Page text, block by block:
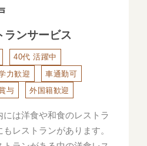
ランサービス
40代 活躍中
力歓迎
車通勤可
与 外国籍歓迎
は洋食や和食のレストラ
レストランがあります。